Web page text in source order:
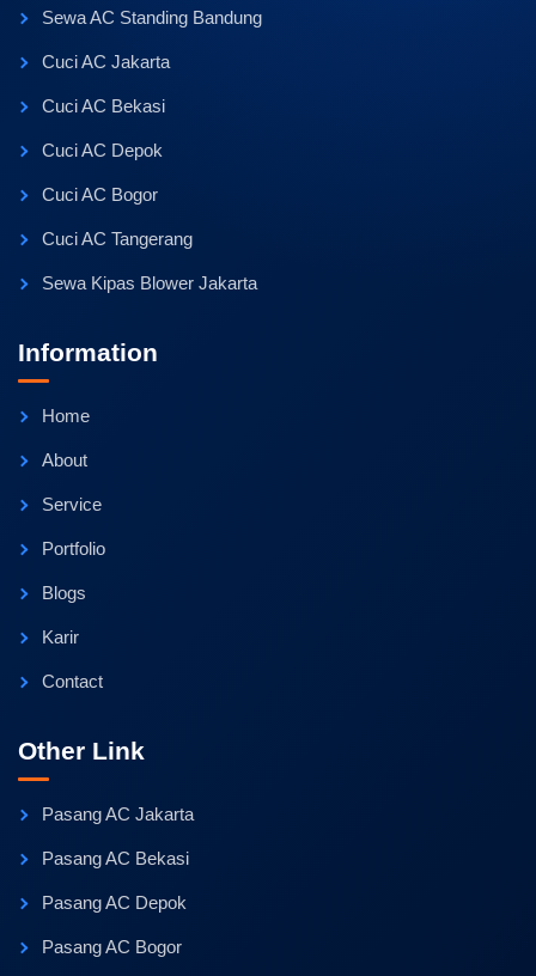
Sewa AC Standing Bandung
Cuci AC Jakarta
Cuci AC Bekasi
Cuci AC Depok
Cuci AC Bogor
Cuci AC Tangerang
Sewa Kipas Blower Jakarta
Information
Home
About
Service
Portfolio
Blogs
Karir
Contact
Other Link
Pasang AC Jakarta
Pasang AC Bekasi
Pasang AC Depok
Pasang AC Bogor